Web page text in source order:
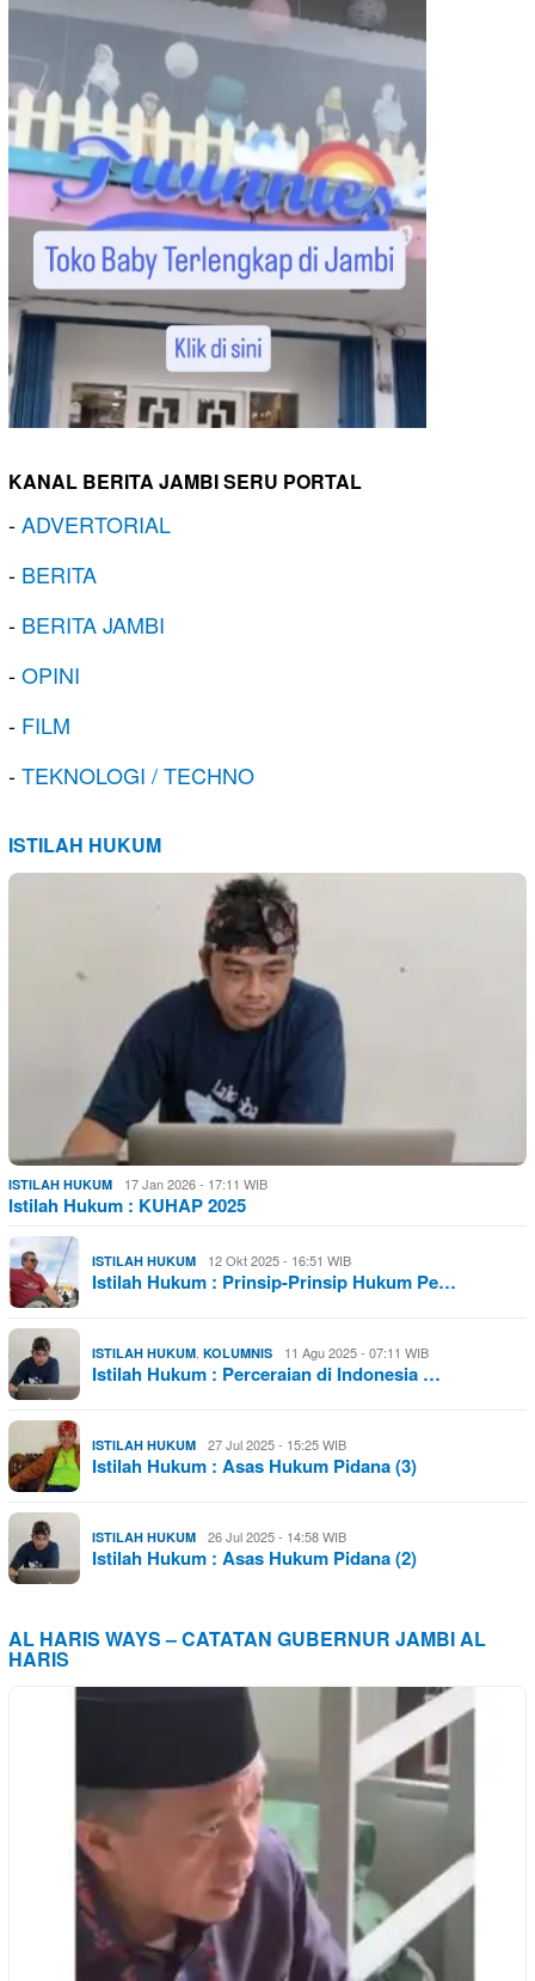
KANAL BERITA JAMBI SERU PORTAL
-ADVERTORIAL
- BERITA
- BERITA JAMBI
-OPINI
- FILM
-TEKNOLOGI / TECHNO
ISTILAH HUKUM
ISTILAH HUKUM 17 Jan 2026 - 17:11 WIB
Istilah Hukum : KUHAP 2025
ISTILAH HUKUM 12 Okt 2025 - 16:51 WIB
Istilah Hukum : Prinsip-Prinsip Hukum Pe…
ISTILAH HUKUM, KOLUMNIS 11 Agu 2025 - 07:11 WIB
Istilah Hukum : Perceraian di Indonesia …
ISTILAH HUKUM 27 Jul 2025 - 15:25 WIB
Istilah Hukum : Asas Hukum Pidana (3)
ISTILAH HUKUM 26 Jul 2025 - 14:58 WIB
Istilah Hukum : Asas Hukum Pidana (2)
AL HARIS WAYS – CATATAN GUBERNUR JAMBI AL
HARIS